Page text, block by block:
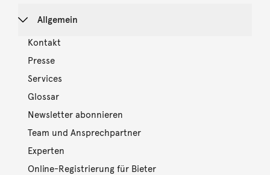
Allgemein
Kontakt
Presse
Services
Glossar
Newsletter abonnieren
Team und Ansprechpartner
Experten
Online-Registrierung für Bieter